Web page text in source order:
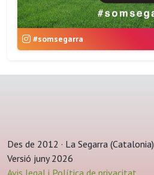
#somsegarra
Des de 2012 · La Segarra (Catalonia)
Versió juny 2026